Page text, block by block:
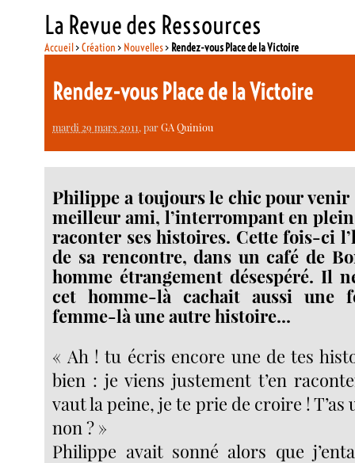
La Revue des Ressources
Accueil>Création > Nouvelles> Rendez-vous Place de la Victoire
Rendez-vous Place de la Victoire
mardi 29 mars 2011, parGA Quiniou
Philippe a toujours le chic pour venir
meilleur ami, l’interrompant en
raconter ses histoires. Cette fois-ci
de sa rencontre, dans un café de
homme étrangement désespéré. Il
cet homme-là cachait aussi une
femme-là une autre histoire...
« Ah ! tu écris encore une de tes
bien : je viens justement t’en
vaut la peine, je te prie de croire ! T’as
non ? »
Philippe avait sonné alors que